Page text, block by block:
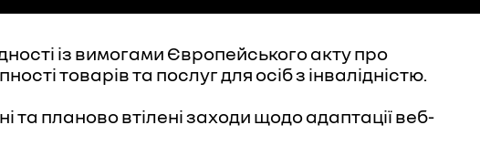
із вимогами Європейського акту про
товарів та послуг для осіб з інвалідністю.
планово втілені заходи щодо адаптації веб-